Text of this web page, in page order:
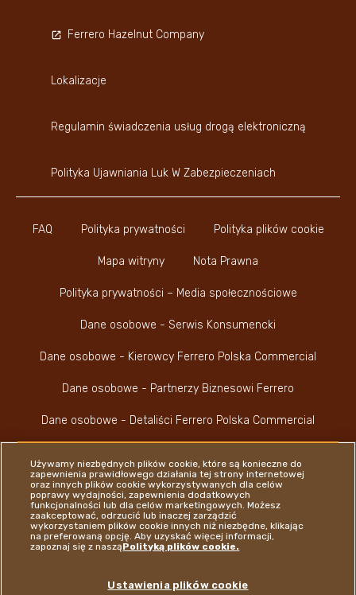
FAQ Polityka prywatności Polityka plików cookie
Mapa witryny Nota Prawna
Polityka prywatności – Media społecznościowe
Dane osobowe - Serwis Konsumencki
Dane osobowe - Kierowcy Ferrero Polska Commercial
Dane osobowe - Partnerzy Biznesowi Ferrero
Dane osobowe - Detaliści Ferrero Polska Commercial
Ferrero Hazelnut Company
Lokalizacje
Regulamin świadczenia usług drogą elektroniczną
Polityka Ujawniania Luk W Zabezpieczeniach
Youtube Channel
Instagram
LinkedIn
Używamy niezbędnych plików cookie, które są konieczne do
zapewnienia prawidłowego działania tej strony internetowej
oraz innych plików cookie wykorzystywanych dla celów
poprawy wydajności, zapewnienia dodatkowych
funkcjonalności lub dla celów marketingowych. Możesz
zaakceptować, odrzucić lub inaczej zarządzić
wykorzystaniem plików cookie innych niż niezbędne, klikając
na preferowaną opcję. Aby uzyskać więcej informacji,
zapoznaj się z nasząPolityką plików cookie.
Ustawienia plików cookie